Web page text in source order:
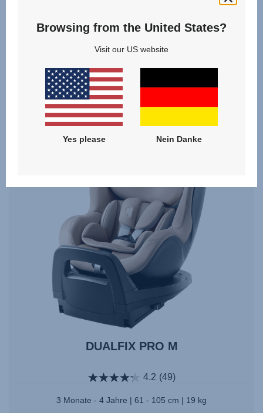
Ab 449,90 €
ZUM PRODUKT
DUALFIX PRO M
4.2 (49)
3 Monate - 4 Jahre | 61 - 105 cm | 19 kg
Browsing from the United States?
Visit our US website
Yes please Nein Danke